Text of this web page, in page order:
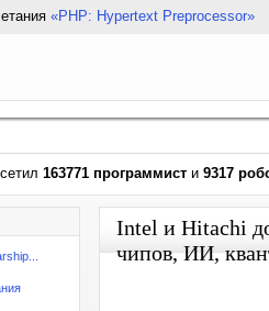
«PHP: Hypertext Preprocessor»
163771 программист и 9317
Intel и Hitachi
чипов, ИИ,